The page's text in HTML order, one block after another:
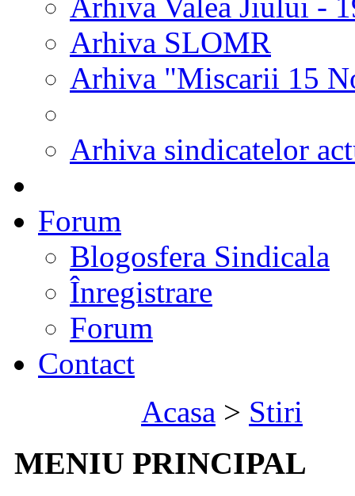
Arhiva SLOMR
Arhiva "Miscarii 15
Arhiva sindicatelor
Forum
Blogosfera Sindicala
Înregistrare
Forum
Contact
Acasa > Stiri
MENIU PRINCIPAL